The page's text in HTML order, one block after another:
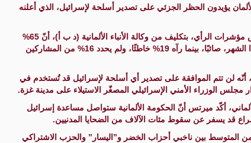
الشرق الأوسط
الأمنيّ وعملياتنا الاستباقية مستمرة
لإجراء مشاورات خاصة
المغيبة
يؤيدون الحظر الجزئي على تصدير أسلحة لإسرائيل، الذي أعلنه
وأظهر الاستطلاع، الذي أجراه معهد “يوجوف” لقياس مؤشرات الرأي، بتكليف من وكالة الأنباء الألمانية (د ب أ)، أنّ 65%
من الألمان اعتبروا قرار المستشار، الصادر مطلع هذا الشهر، صائبًا، بينما رآه 19% خاطئًا، ولم يحدد 16% من المشاركين
لن تتم الموافقة على تصدير أي أسلحة لإسرائيل قد تُستخدم في
الوزراء الأمني الإسرائيلي المصغّر الاستيلاء على مدينة غزة.
أكّد ميرتس أنّ الحكومة الألمانية ستواصل مساعدة إسرائيل
قد يسفر عن سقوط مئات الآلاف من الضحايا المدنيين.
المتوسط بين ناخبي أحزاب الخضر و”اليسار” والحزب الاشتراكي